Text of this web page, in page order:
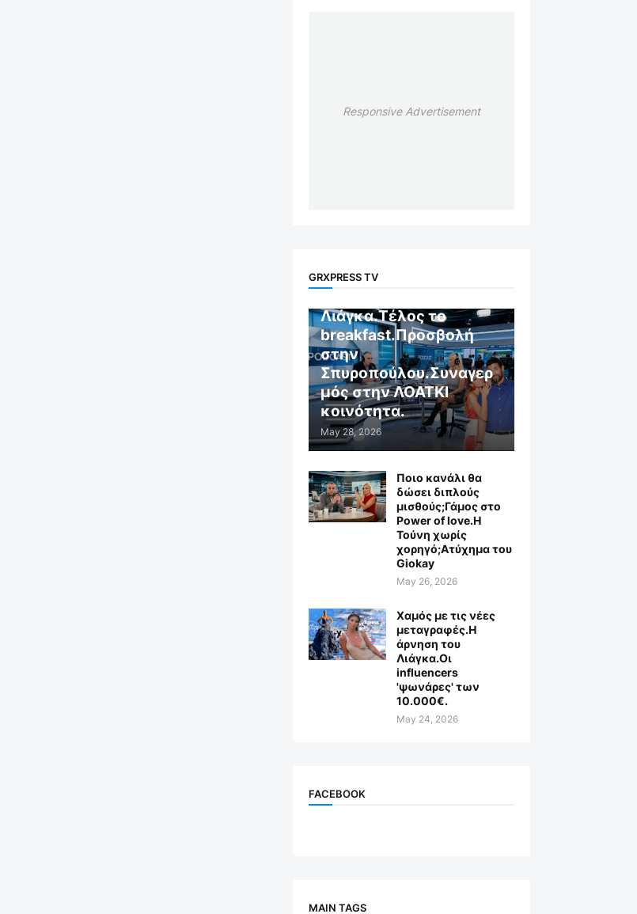
Responsive Advertisement
GRXPRESS TV
GR X WEB TV
Λιάγκα.Τέλος το
breakfast.Προσβολή
στην
Σπυροπούλου.Συναγερ
μός στην ΛΟΑΤΚΙ
κοινότητα.
May 28, 2026
Ποιο κανάλι θα
δώσει διπλούς
μισθούς;Γάμος στο
Power of love.Η
Τούνη χωρίς
χορηγό;Aτύχημα του
Giokay
May 26, 2026
Χαμός με τις νέες
μεταγραφές.Η
άρνηση του
Λιάγκα.Οι
influencers
'ψωνάρες' των
10.000€.
May 24, 2026
FACEBOOK
MAIN TAGS